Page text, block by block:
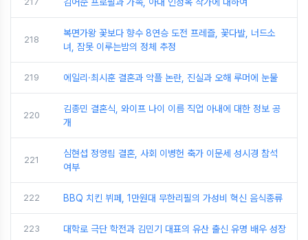
218
복면가왕 꽃보다 향수 8연승 도전 프레즐, 꽃다발, 너드소
녀, 잠못 이루는밤의 정체 추정
219 에일리·최시훈 결혼과 악플 논란, 진실과 오해 루머에 눈물
220
김종민 결혼식, 와이프 나이 이름 직업 아내에 대한 정보 공
개
221
심현섭 정영림 결혼, 사회 이병헌 축가 이문세 성시경 참석
여부
222 BBQ 치킨 뷔페, 1만원대 무한리필의 가성비 혁신 음식종류
223 대학로 극단 학전과 김민기 대표의 유산 출신 유명 배우 성장